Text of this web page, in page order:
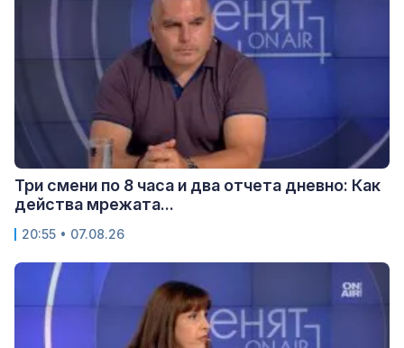
Три смени по 8 часа и два отчета дневно: Как
действа мрежата...
20:55 • 07.08.26